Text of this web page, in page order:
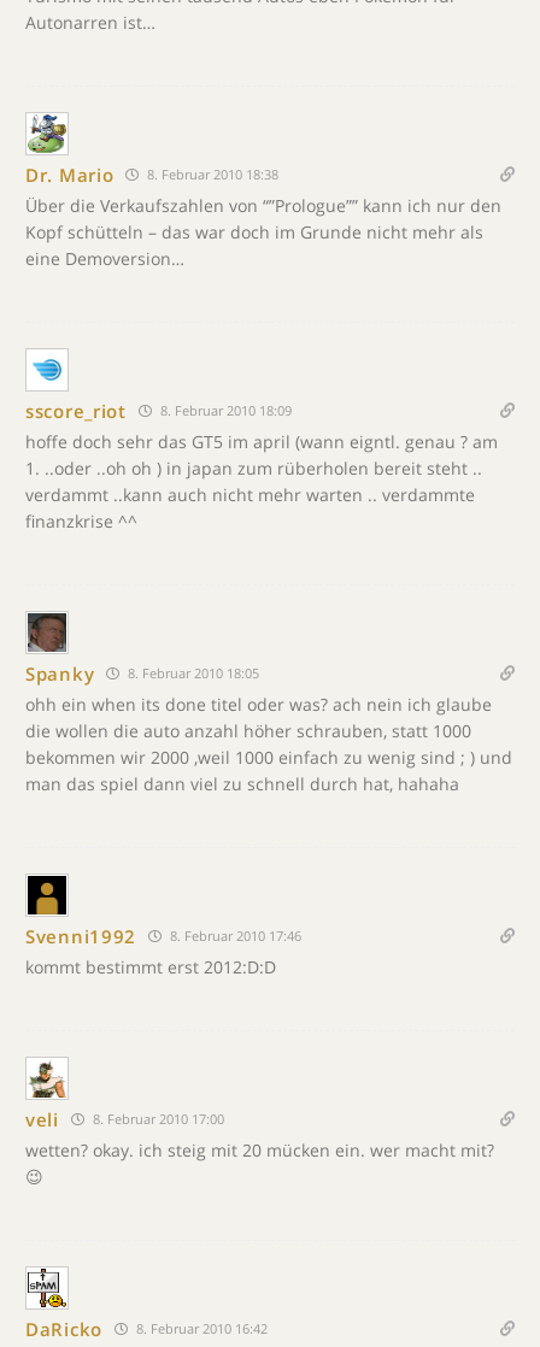
Autonarren ist…
Dr. Mario 8. Februar 2010 18:38
Über die Verkaufszahlen von “”Prologue”” kann ich nur den
Kopf schütteln – das war doch im Grunde nicht mehr als
eine Demoversion…
sscore_riot 8. Februar 2010 18:09
hoffe doch sehr das GT5 im april (wann eigntl. genau ? am
1. ..oder ..oh oh ) in japan zum rüberholen bereit steht ..
verdammt ..kann auch nicht mehr warten .. verdammte
finanzkrise ^^
Spanky 8. Februar 2010 18:05
ohh ein when its done titel oder was? ach nein ich glaube
die wollen die auto anzahl höher schrauben, statt 1000
bekommen wir 2000 ,weil 1000 einfach zu wenig sind ; ) und
man das spiel dann viel zu schnell durch hat, hahaha
Svenni1992 8. Februar 2010 17:46
kommt bestimmt erst 2012:D:D
veli 8. Februar 2010 17:00
wetten? okay. ich steig mit 20 mücken ein. wer macht mit?
😉
DaRicko 8. Februar 2010 16:42